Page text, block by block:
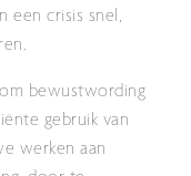
een crisis snel,
bewustwording
gebruik van
werken aan